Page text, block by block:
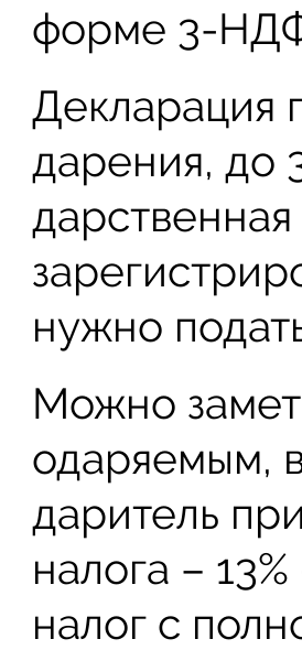
форме 3-
Декларация
дарения, до
нужно
Можно
одаряемым,
даритель
налога –
налог с